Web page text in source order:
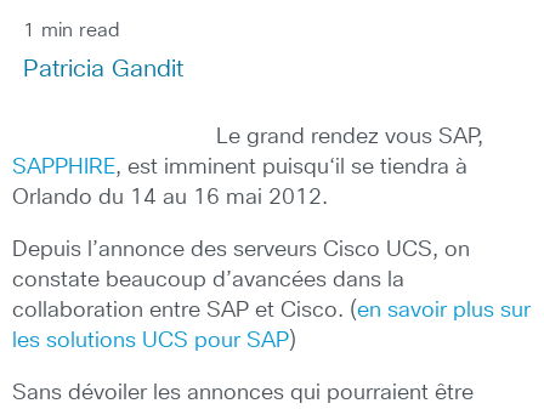
1 min read
Patricia Gandit
Le grand rendez vous SAP,
SAPPHIRE, est imminent puisqu‘il se tiendra à
Orlando du 14 au 16 mai 2012.
Depuis l’annonce des serveurs Cisco UCS, on
constate beaucoup d’avancées dans la
collaboration entre SAP et Cisco. (en savoir plus sur
les solutions UCS pour SAP)
Sans dévoiler les annonces qui pourraient être